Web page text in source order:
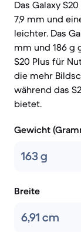
Das Galaxy
7,9 mm und
leichter. Das
mm und 186 g
S20 Plus für
die mehr
während das
bietet.
Gewicht
163 g
Breite
6,91 cm